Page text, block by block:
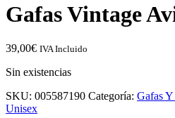
Gafas Vintage
39,00€ IVA Incluido
Sin existencias
SKU: 005587190 Categoría: Gafas
Unisex